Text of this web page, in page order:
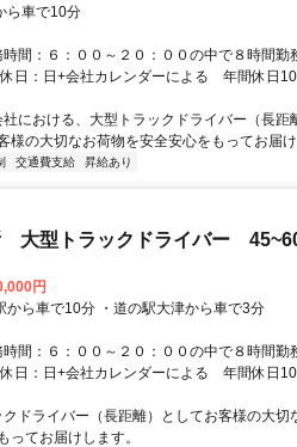
駅から車で10分
間：６：００～２０：００の中で８時間勤
休日：日+会社カレンダーによる 年間休日
における、大型トラックドライバー（長距
様の大切なお荷物を安全安心をもってお届け
交通費支給 昇給あり
大型トラックドライバー
円
玉名駅から車で10分 ・道の駅大津から車で3分
間：６：００～２０：００の中で８時間勤
休日：日+会社カレンダーによる 年間休日
ドライバー（長距離）としてお客様の大切
ってお届けします。